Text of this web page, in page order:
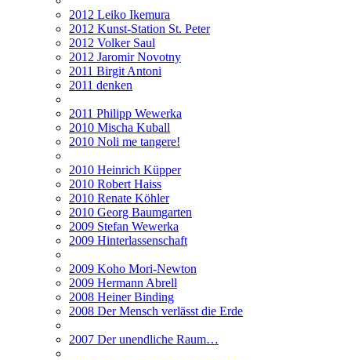
2012 Leiko Ikemura
2012 Kunst-Station St. Peter
2012 Volker Saul
2012 Jaromir Novotny
2011 Birgit Antoni
2011 denken
2011 Philipp Wewerka
2010 Mischa Kuball
2010 Noli me tangere!
2010 Heinrich Küpper
2010 Robert Haiss
2010 Renate Köhler
2010 Georg Baumgarten
2009 Stefan Wewerka
2009 Hinterlassenschaft
2009 Koho Mori-Newton
2009 Hermann Abrell
2008 Heiner Binding
2008 Der Mensch verlässt die Erde
2007 Der unendliche Raum…